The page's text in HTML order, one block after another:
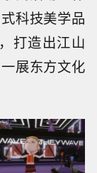
科技美学品
打造出江山
展东方文化